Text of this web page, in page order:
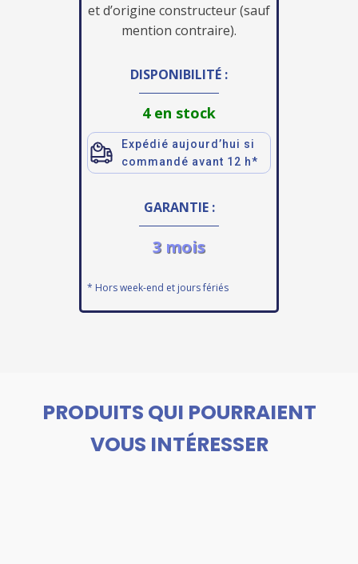
et d’origine constructeur (sauf
mention contraire).
DISPONIBILITÉ :
4 en stock
Expédié aujourd’hui si
commandé avant 12 h*
GARANTIE :
3 mois
* Hors week-end et jours fériés
PRODUITS QUI POURRAIENT
VOUS INTÉRESSER